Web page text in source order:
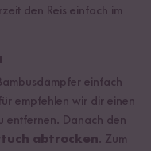
den Reis einfach im
einfach
empfehlen wir dir einen
entfernen. Danach den
abtrocken. Zum